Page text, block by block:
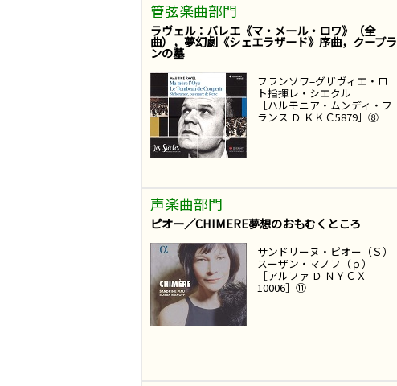
管弦楽曲部門
ラヴェル：バレエ《マ・メール・ロワ》（全
曲），夢幻劇《シェエラザード》序曲，クープラ
ンの墓
フランソワ=グザヴィエ・ロ
ト指揮レ・シエクル
［ハルモニア・ムンディ・フ
ランス Ｄ ＫＫＣ5879］⑧
声楽曲部門
ピオー／CHIMERE夢想のおもむくところ
サンドリーヌ・ピオー（Ｓ）
スーザン・マノフ（ｐ）
［アルファ Ｄ ＮＹＣＸ
10006］⑪